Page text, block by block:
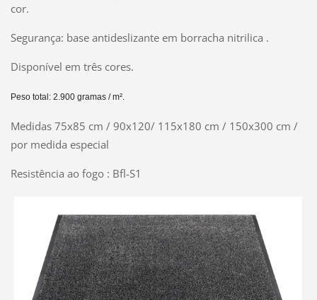
cor.
Segurança: base antideslizante em borracha nitrilica .
Disponível em três cores.
Peso total: 2.900 gramas / m².
Medidas 75x85 cm / 90x120/ 115x180 cm / 150x300 cm /
por medida especial
Resistência ao fogo : Bfl-S1